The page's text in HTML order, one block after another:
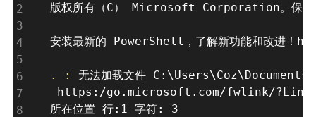
版权所有（C） Microsoft Corporation。保留
安装最新的 PowerShell，了解新功能和改进
. :
无法加载文件
https:/go.microsoft.com/fwlink/
所在位置 行:1 字符: 3